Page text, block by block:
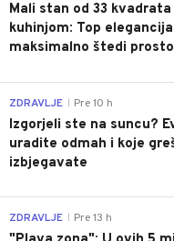
Mali stan od 33
kuhinjom: Top
maksimalno štedi
ZDRAVLJE Pre 10 h
Izgorjeli ste na suncu?
uradite odmah i koje
izbjegavate
ZDRAVLJE Pre 13 h